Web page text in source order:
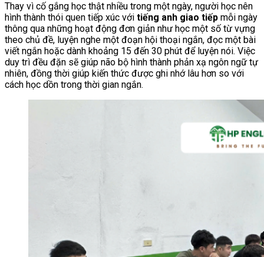
Thay vì cố gắng học thật nhiều trong một ngày, người học nên
hình thành thói quen tiếp xúc với tiếng anh giao tiếp mỗi ngày
thông qua những hoạt động đơn giản như học một số từ vựng
theo chủ đề, luyện nghe một đoạn hội thoại ngắn, đọc một bài
viết ngắn hoặc dành khoảng 15 đến 30 phút để luyện nói. Việc
duy trì đều đặn sẽ giúp não bộ hình thành phản xạ ngôn ngữ tự
nhiên, đồng thời giúp kiến thức được ghi nhớ lâu hơn so với
cách học dồn trong thời gian ngắn.